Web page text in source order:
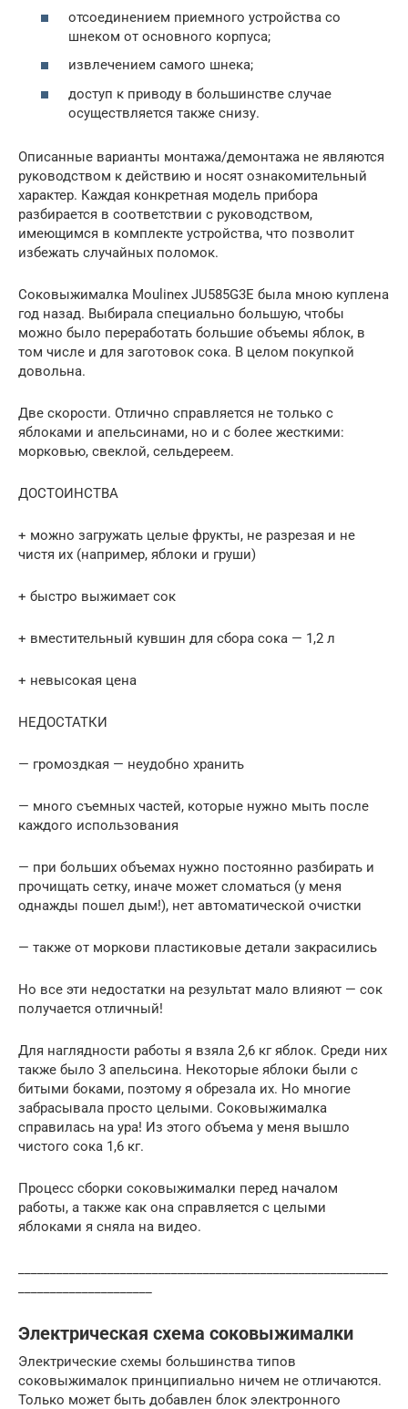
отсоединением приемного устройства со
шнеком от основного корпуса;
извлечением самого шнека;
доступ к приводу в большинстве случае
осуществляется также снизу.
Описанные варианты монтажа/демонтажа не являются
руководством к действию и носят ознакомительный
характер. Каждая конкретная модель прибора
разбирается в соответствии с руководством,
имеющимся в комплекте устройства, что позволит
избежать случайных поломок.
Соковыжималка Moulinex JU585G3E была мною куплена
год назад. Выбирала специально большую, чтобы
можно было переработать большие объемы яблок, в
том числе и для заготовок сока. В целом покупкой
довольна.
Две скорости. Отлично справляется не только с
яблоками и апельсинами, но и с более жесткими:
морковью, свеклой, сельдереем.
ДОСТОИНСТВА
+ можно загружать целые фрукты, не разрезая и не
чистя их (например, яблоки и груши)
+ быстро выжимает сок
+ вместительный кувшин для сбора сока — 1,2 л
+ невысокая цена
НЕДОСТАТКИ
— громоздкая — неудобно хранить
— много съемных частей, которые нужно мыть после
каждого использования
— при больших объемах нужно постоянно разбирать и
прочищать сетку, иначе может сломаться (у меня
однажды пошел дым!), нет автоматической очистки
— также от моркови пластиковые детали закрасились
Но все эти недостатки на результат мало влияют — сок
получается отличный!
Для наглядности работы я взяла 2,6 кг яблок. Среди них
также было 3 апельсина. Некоторые яблоки были с
битыми боками, поэтому я обрезала их. Но многие
забрасывала просто целыми. Соковыжималка
справилась на ура! Из этого объема у меня вышло
чистого сока 1,6 кг.
Процесс сборки соковыжималки перед началом
работы, а также как она справляется с целыми
яблоками я сняла на видео.
Электрическая схема соковыжималки
Электрические схемы большинства типов
соковыжималок принципиально ничем не отличаются.
Только может быть добавлен блок электронного